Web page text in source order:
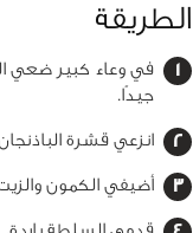
الطريقة
في وعاء كبير ضعي
جيدًا.
انزعي قشرة
أضيفي الكمون